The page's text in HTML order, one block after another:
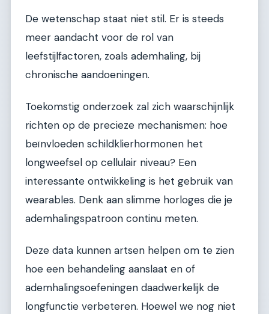
De wetenschap staat niet stil. Er is steeds
meer aandacht voor de rol van
leefstijlfactoren, zoals ademhaling, bij
chronische aandoeningen.
Toekomstig onderzoek zal zich waarschijnlijk
richten op de precieze mechanismen: hoe
beïnvloeden schildklierhormonen het
longweefsel op cellulair niveau? Een
interessante ontwikkeling is het gebruik van
wearables. Denk aan slimme horloges die je
ademhalingspatroon continu meten.
Deze data kunnen artsen helpen om te zien
hoe een behandeling aanslaat en of
ademhalingsoefeningen daadwerkelijk de
longfunctie verbeteren. Hoewel we nog niet